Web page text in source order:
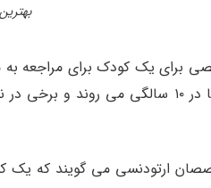
برخی از بچه ها در ۱۰ سالگی می